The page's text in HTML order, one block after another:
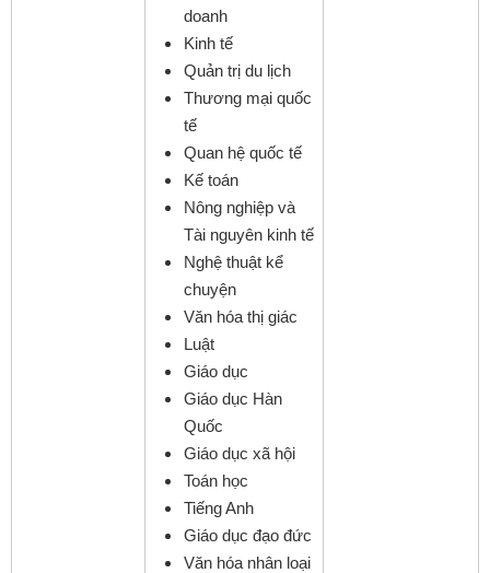
doanh
Kinh tế
Quản trị du lịch
Thương mại quốc
tế
Quan hệ quốc tế
Kế toán
Nông nghiệp và
Tài nguyên kinh tế
Nghệ thuật kể
chuyện
Văn hóa thị giác
Luật
Giáo dục
Giáo dục Hàn
Quốc
Giáo dục xã hội
Toán học
Tiếng Anh
Giáo dục đạo đức
Văn hóa nhân loại